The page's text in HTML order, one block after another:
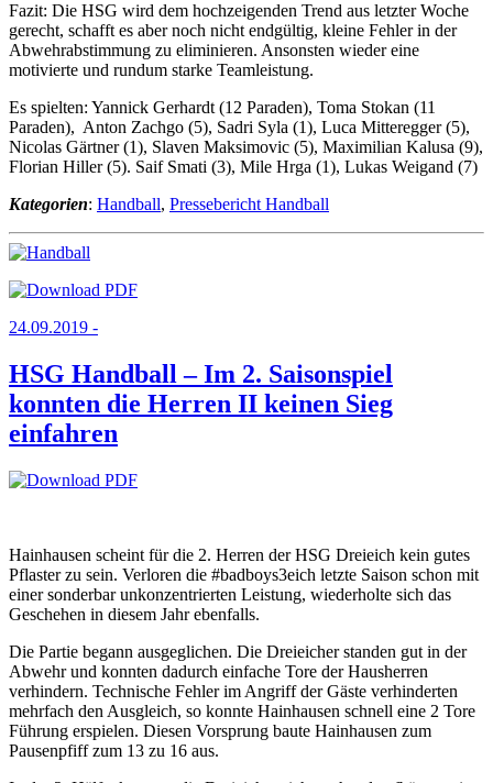
Fazit: Die HSG wird dem hochzeigenden Trend aus letzter Woche
gerecht, schafft es aber noch nicht endgültig, kleine Fehler in der
Abwehrabstimmung zu eliminieren. Ansonsten wieder eine
motivierte und rundum starke Teamleistung.
Es spielten: Yannick Gerhardt (12 Paraden), Toma Stokan (11
Paraden), Anton Zachgo (5), Sadri Syla (1), Luca Mitteregger (5),
Nicolas Gärtner (1), Slaven Maksimovic (5), Maximilian Kalusa (9),
Florian Hiller (5). Saif Smati (3), Mile Hrga (1), Lukas Weigand (7)
Kategorien: Handball, Pressebericht Handball
24.09.2019 -
HSG Handball – Im 2. Saisonspiel
konnten die Herren II keinen Sieg
einfahren
Hainhausen scheint für die 2. Herren der HSG Dreieich kein gutes
Pflaster zu sein. Verloren die #badboys3eich letzte Saison schon mit
einer sonderbar unkonzentrierten Leistung, wiederholte sich das
Geschehen in diesem Jahr ebenfalls.
Die Partie begann ausgeglichen. Die Dreieicher standen gut in der
Abwehr und konnten dadurch einfache Tore der Hausherren
verhindern. Technische Fehler im Angriff der Gäste verhinderten
mehrfach den Ausgleich, so konnte Hainhausen schnell eine 2 Tore
Führung erspielen. Diesen Vorsprung baute Hainhausen zum
Pausenpfiff zum 13 zu 16 aus.